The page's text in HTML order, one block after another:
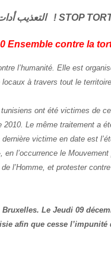
STOP التعذيب
l’humanité. Elle est
à travers tout le
ont été victimes de
Le même traitement a
victime en date est
l’occurrence le Mouvement
l’Homme, et protester
Le Jeudi 09
afin que cesse